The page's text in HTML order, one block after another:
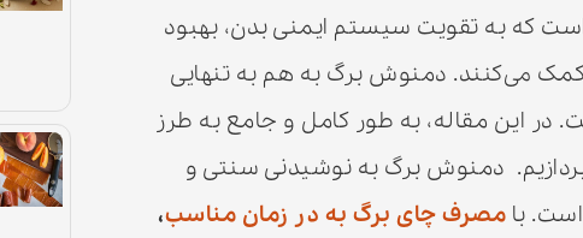
که به تقویت سیستم ایمنی بدن، بهبود
می‌کنند. دمنوش برگ به هم به تنهایی
این مقاله، به طور کامل و جامع به طرز
دمنوش برگ به نوشیدنی سنتی و
با مصرف چای برگ به در زمان مناسب،